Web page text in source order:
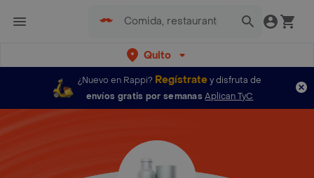
Quito
¿Nuevo en Rappi? Regístratey disfruta de
envíos gratis por semanas Aplican TyC